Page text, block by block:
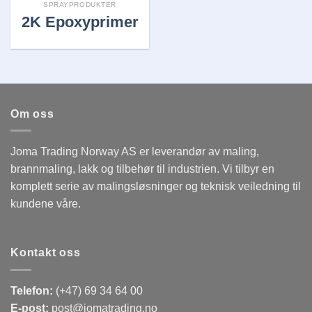
SPRAYPRODUKTER
2K Epoxyprimer
Om oss
Joma Trading Norway AS er leverandør av maling,
brannmaling, lakk og tilbehør til industrien. Vi tilbyr en
komplett serie av malingsløsninger og teknisk veiledning til
kundene våre.
Kontakt oss
Telefon: (+47) 69 34 64 00
E-post: post@jomatrading.no